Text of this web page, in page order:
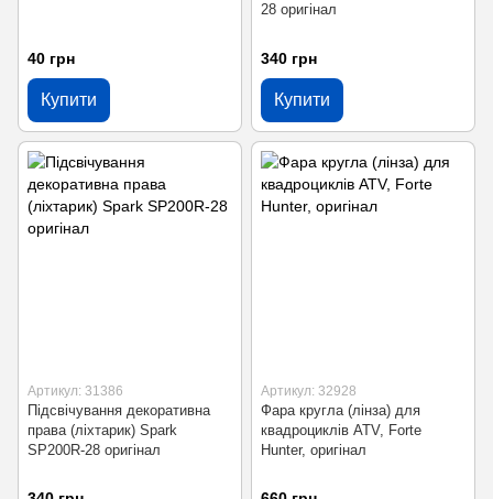
40 грн
Купити
28 оригінал
340 грн
Купити
Артикул: 31386
Підсвічування декоративна
права (ліхтарик) Spark
SP200R-28 оригінал
Артикул: 32928
Фара кругла (лінза) для
квадроциклів ATV, Forte
Hunter, оригінал